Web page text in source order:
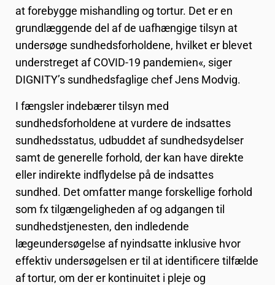
at forebygge mishandling og tortur. Det er en
grundlæggende del af de uafhængige tilsyn at
undersøge sundhedsforholdene, hvilket er blevet
understreget af COVID-19 pandemien«, siger
DIGNITY’s sundhedsfaglige chef Jens Modvig.
I fængsler indebærer tilsyn med
sundhedsforholdene at vurdere de indsattes
sundhedsstatus, udbuddet af sundhedsydelser
samt de generelle forhold, der kan have direkte
eller indirekte indflydelse på de indsattes
sundhed. Det omfatter mange forskellige forhold
som fx tilgængeligheden af og adgangen til
sundhedstjenesten, den indledende
lægeundersøgelse af nyindsatte inklusive hvor
effektiv undersøgelsen er til at identificere tilfælde
af tortur, om der er kontinuitet i pleje og